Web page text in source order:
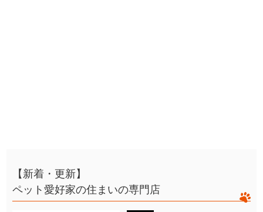
【新着・更新】
ペット愛好家の住まいの専門店